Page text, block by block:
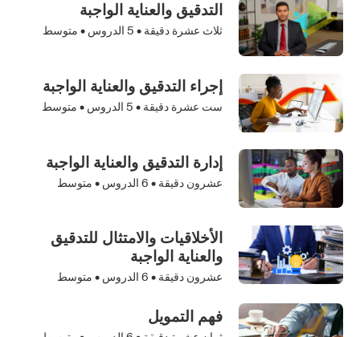
التدقيق والعناية الواجبة
ثلاث عشرة دقيقة • 5 الدروس • متوسط
إجراء التدقيق والعناية الواجبة
ست عشرة دقيقة • 5 الدروس • متوسط
إدارة التدقيق والعناية الواجبة
عشرون دقيقة • 6 الدروس • متوسط
الأخلاقيات والامتثال للتدقيق
والعناية الواجبة
عشرون دقيقة • 6 الدروس • متوسط
فهم التمويل